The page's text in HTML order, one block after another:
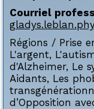
Courriel
Régions / Prise
L'argent,
d'Alzheimer, Le
Aidants, Les
d’Opposition